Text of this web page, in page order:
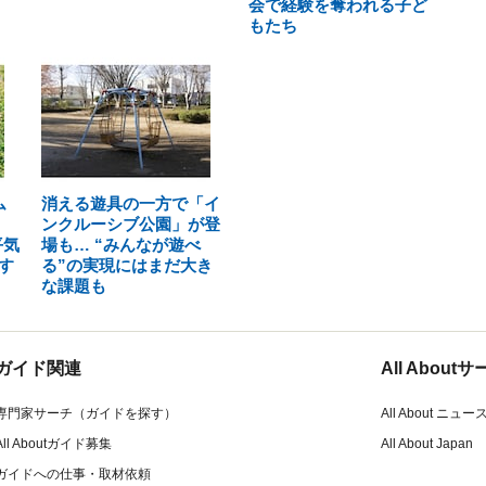
会で経験を奪われる子ど
もたち
消える遊具の一方で「イ
ンクルーシブ公園」が登
場も… “みんなが遊べ
る”の実現にはまだ大き
な課題も
イド関連
門家サーチ（ガイドを探す）
Aboutガイド募集
イドへの仕事・取材依頼
All Aboutサ
All About ニュー
All About Japan